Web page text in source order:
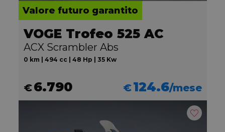
Valore futuro garantito
VOGE Trofeo 525 AC
ACX Scrambler Abs
0 km | 494 cc | 48 Hp | 35 Kw
€6.790 €124.6/mese